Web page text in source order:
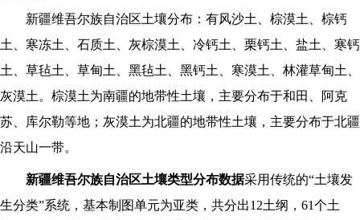
新疆维吾尔族自治区土壤分布：有风沙土、棕漠土、棕钙
土、寒冻土、石质土、灰棕漠土、冷钙土、栗钙土、盐土、寒钙
土、草毡土、草甸土、黑毡土、黑钙土、寒漠土、林灌草甸土、
灰漠土。棕漠土为南疆的地带性土壤，主要分布于和田、阿克
苏、库尔勒等地；灰漠土为北疆的地带性土壤，主要分布于北疆
沿天山一带。
新疆维吾尔族自治区土壤类型分布数据采用传统的“土壤发
生分类”系统，基本制图单元为亚类，共分出12土纲，61个土